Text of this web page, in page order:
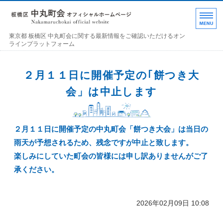
東京都 板橋区 中丸町
東京都 板橋区 中丸町会に関する最新情報をご確認いただけるオン
ラインプラットフォーム
町会加入のお誘い
お問い合わせ･連絡事項
２月１１日に開催予定の｢餅つき大
会」は中止します
２月１１日に開催予定の中丸町会「餅つき大会」は当日の
雨天が予想されるため、残念ですが中止と致します。
楽しみにしていた町会の皆様には申し訳ありませんがご了
承ください。
2026年02月09日 10:08